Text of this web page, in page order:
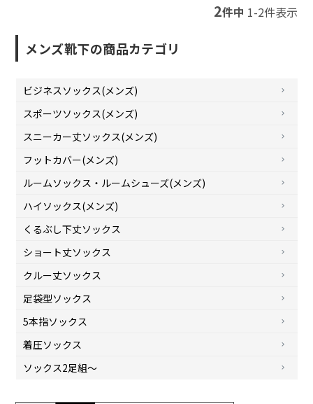
2件中 1-2件表示
メンズ靴下の商品カテゴリ
ビジネスソックス(メンズ)
スポーツソックス(メンズ)
スニーカー丈ソックス(メンズ)
フットカバー(メンズ)
ルームソックス・ルームシューズ(メンズ)
ハイソックス(メンズ)
くるぶし下丈ソックス
ショート丈ソックス
クルー丈ソックス
足袋型ソックス
5本指ソックス
着圧ソックス
ソックス2足組～